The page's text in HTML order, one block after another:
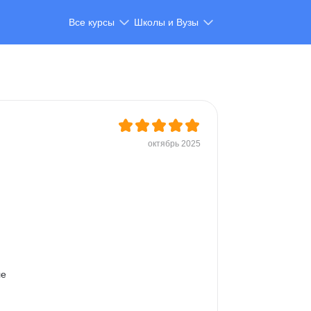
Все курсы Школы и Вузы
октябрь 2025